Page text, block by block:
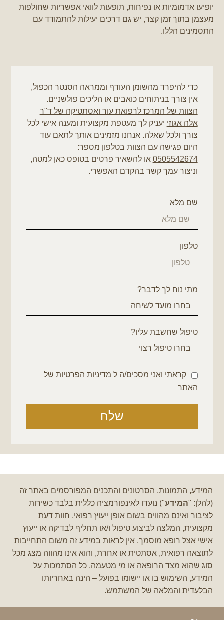
יופיעו אדמומיות או נפיחות, תופעות לוואי אפשריות שחולפות
מעצמן בתוך זמן קצר, יש גם דרכים יעילות להתמודד עם
התסמינים הללו.
כדי להיפרד מהשומן העודף וממראה הסנטר הכפול,
אין צורך בניתוחים כואבים או הליכים פולשניים.
הצוות של המרכז לרפואת עור ואסתטיקה של ד"ר
אלה אגוזי יעניק לך מעטפת מקצועית ומענה אישי לכל
צורך ולכל שאלה. אנחנו מזמינים אותך לתאם עוד
היום פגישה עם הצוות בטלפון מספר:
0505542674 או להשאיר פרטים בטופס כאן למטה,
וניצור עמך קשר בהקדם האפשרי.
שם מלא
טלפון
מתי נוח לך לדבר?
טיפול שחשבת עליו?
קראתי ואני מסכים/ה ל מדיניות הפרטיות של
האתר
שלח
המידע, התמונות, הסרטונים והתכנים המפורסמים באתר זה
(להלן: "המידע") נועדו לאינפורמציה כללית בלבד כשירות
לציבור ואינם מהווים בשום אופן ייעוץ רפואי, חוות דעת
מקצועית, המלצה לביצוע טיפול ו/או תחליף לבדיקה או ייעוץ
אישי אצל רופא מוסמך. אין לראות במידע זה משום התחייבות
לתוצאה רפואית, אסתטית או אחרת, והוא אינו מהווה מצג מכל
סוג שהוא מצד הרופאה או מי מטעמה.כל הסתמכות על
המידע, השימוש בו או יישומו בפועל – הינה באחריותו
הבלעדית והמלאה של המשתמש.